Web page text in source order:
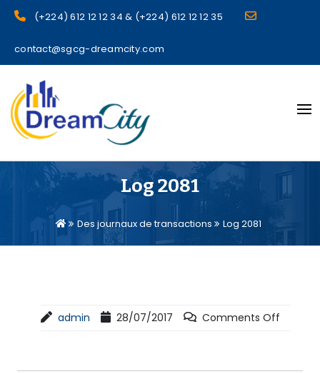
(+224) 612 12 12 34 & (+224) 612 12 12 35
contact@sgcg-dreamcity.com
sgcg dreamcity
Log 2081
Des journaux de transactions Log 2081
admin 28/07/2017 Comments Off